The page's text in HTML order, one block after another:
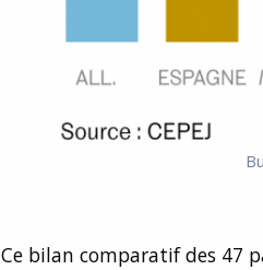
Ce bilan comparatif des 47